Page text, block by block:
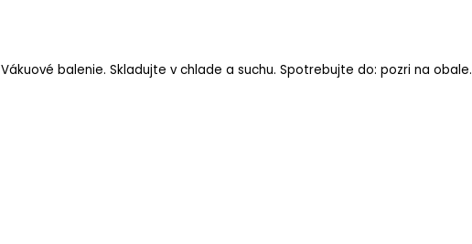
Vákuové balenie. Skladujte v chlade a suchu. Spotrebujte do: pozri na obale.